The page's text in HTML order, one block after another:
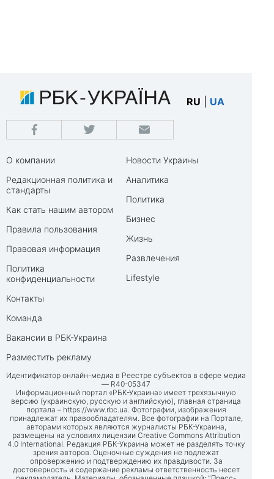
RU UA
О компании
Редакционная политика и
стандарты
Как стать нашим автором
Правила пользования
Правовая информация
Политика
конфиденциальности
Контакты
Команда
Вакансии в РБК-Украина
Разместить рекламу
Новости Украины
Аналитика
Политика
Бизнес
Жизнь
Развлечения
Lifestyle
Идентификатор онлайн-медиа в Реестре субъектов в сфере медиа
— R40-05347
Информационный портал «РБК-Украина» имеет трехязычную
версию (украинскую, русскую и английскую), главная страница
портала – https://www.rbc.ua. Фотографии, изображения
принадлежат их правообладателям. Все фотографии на Портале,
авторами которых являются журналисты РБК-Украина,
размещены на условиях лицензии Creative Commons Attribution
4.0 International. Редакция РБК-Украина может не разделять точку
зрения авторов. Оценочные суждения не подлежат
опровержению и подтверждению их правдивости. За
достоверность и содержание рекламы ответственность несет